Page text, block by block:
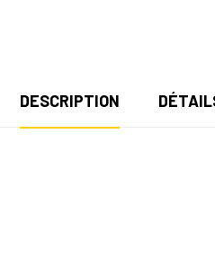
DESCRIPTION